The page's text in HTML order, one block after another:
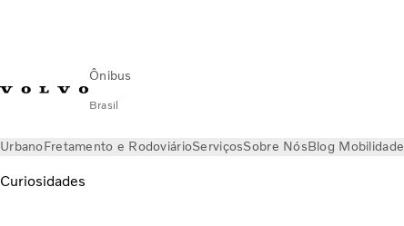
Ônibus
Brasil
UrbanoFretamento e RodoviárioServiçosSobre NósBlog
Curiosidades